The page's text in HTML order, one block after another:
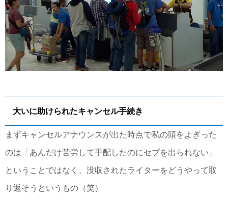
大いに助けられたキャンセル手続き
まずキャンセルアナウンスが出た時点で私の頭をよぎった
のは「あんだけ苦労して手配したのにセブを出られない」
ということではなく、没収されたライターをどうやって取
り返そうというもの（笑）